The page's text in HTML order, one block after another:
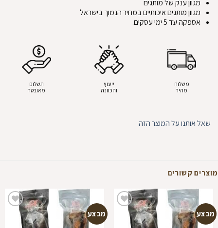
מגוון ענק של מותגים
מגוון מותגים איכותיים במחיר הנמוך בישראל
אספקה עד 5 ימי עסקים.
משלוח
מהיר
ייעוץ
והכוונה
תשלום
מאובטח
שאל אותנו על המוצר הזה
מוצרים קשורים
מבצע מבצע